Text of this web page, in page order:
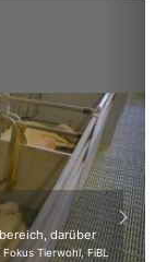
darüber
Tierwohl, FiBL
Next